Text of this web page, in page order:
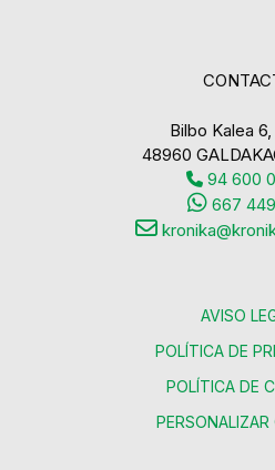
Bilbo Kalea 6,
48960
94 600
667
AVISO
POLÍTICA DE
POLÍTICA DE
PERSONALIZAR